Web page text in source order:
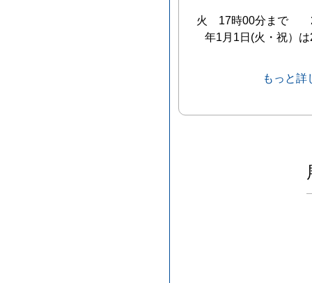
火 17時00分まで
年1月1日(火・祝）
もっと詳